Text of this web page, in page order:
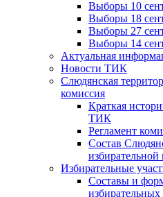
Выборы 10
Выборы 18
Выборы 27
Выборы 14
Актуальная
Новости ТИК
Слюдянская
комиссия
Краткая
ТИК
Регламент
Состав
избирательной
Избирательные
Составы и